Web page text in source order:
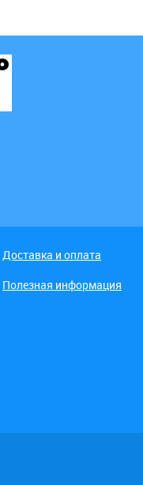
Доставка и оплата
Полезная информация